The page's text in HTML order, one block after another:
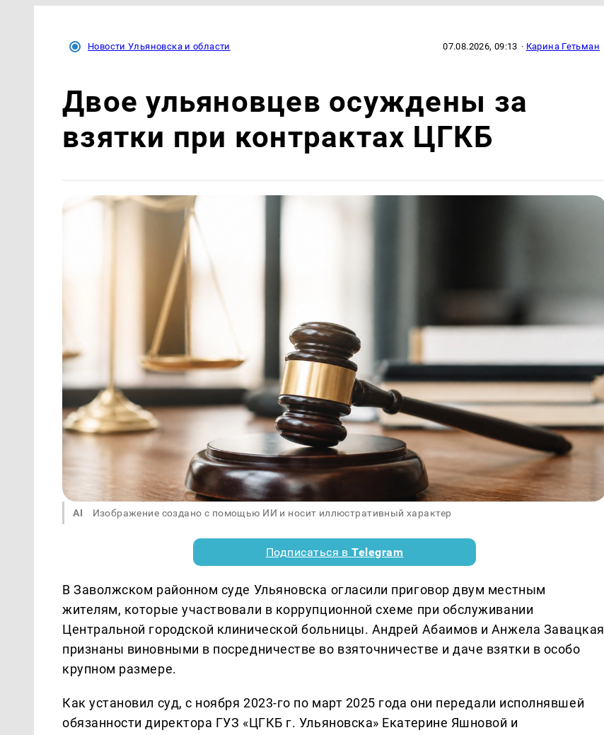
Новости Ульяновска и области 07.08.2026, 09:13 · Карина Гетьман
Двое ульяновцев осуждены за
взятки при контрактах ЦГКБ
AI Изображение создано с помощью ИИ и носит иллюстративный характер
Подписаться вTelegram
В Заволжском районном суде Ульяновска огласили приговор двум местным
жителям, которые участвовали в коррупционной схеме при обслуживании
Центральной городской клинической больницы. Андрей Абаимов и Анжела Завацкая
признаны виновными в посредничестве во взяточничестве и даче взятки в особо
крупном размере.
Как установил суд, с ноября 2023-го по март 2025 года они передали исполнявшей
обязанности директора ГУЗ «ЦГКБ г. Ульяновска» Екатерине Яшновой и